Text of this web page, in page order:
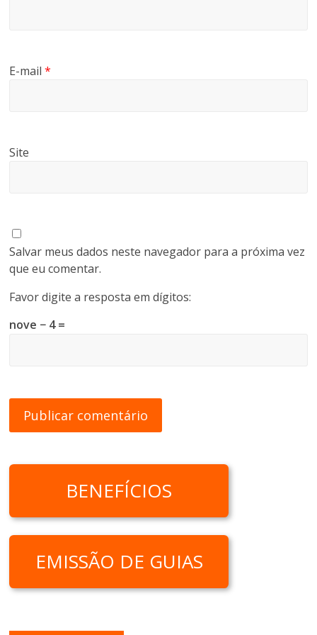
E-mail*
Site
Salvar meus dados neste navegador para a próxima vez
que eu comentar.
Favor digite a resposta em dígitos:
nove − 4 =
BENEFÍCIOS
EMISSÃO DE GUIAS